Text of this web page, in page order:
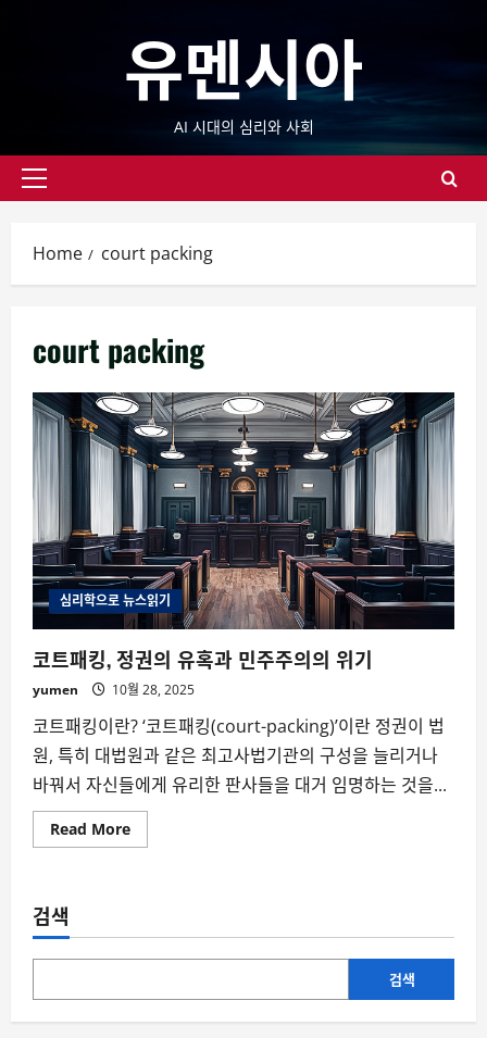
유멘시아
AI 시대의 심리와 사회
Primary
Home court packing
court packing
심리학으로 뉴스읽기
코트패킹, 정권의 유혹과 민주주의의 위기
yumen 10월 28, 2025
코트패킹이란? ‘코트패킹(court-packing)’이란 정권이 법
원, 특히 대법원과 같은 최고사법기관의 구성을 늘리거나
바꿔서 자신들에게 유리한 판사들을 대거 임명하는 것을...
Read MoreRead
more
정
의
혹
민
검색
검색